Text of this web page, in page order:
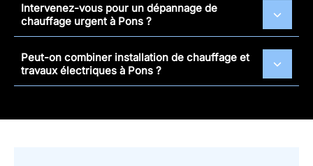
Intervenez-vous pour un dépannage de
chauffage urgent à Pons ?
Peut-on combiner installation de chauffage et
travaux électriques à Pons ?